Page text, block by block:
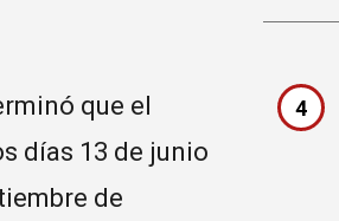
que el
días 13 de junio
de
4